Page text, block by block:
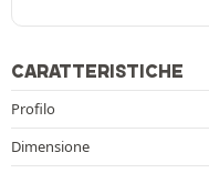
CARATTERISTICHE
Profilo
Dimensione